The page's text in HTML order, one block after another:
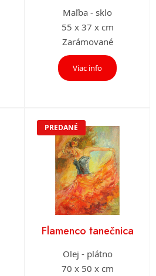
Maľba - sklo
55 x 37 x cm
Zarámované
Viac info
PREDANÉ
Flamenco tanečnica
Olej - plátno
70 x 50 x cm